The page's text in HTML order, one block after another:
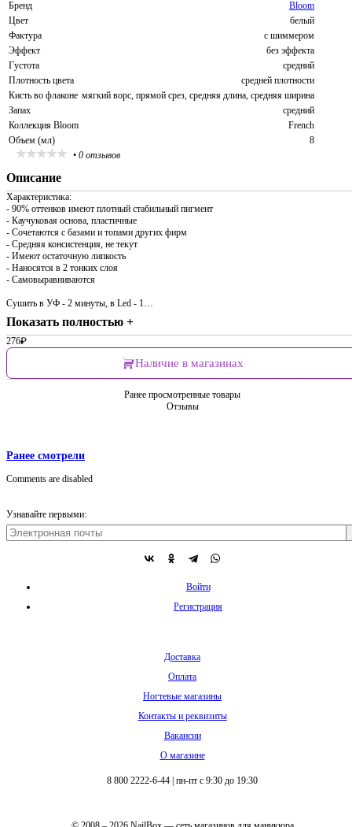
Бренд
Bloom
Цвет
белый
Фактура
с шиммером
Эффект
без эффекта
Густота
средний
Плотность цвета
средней плотности
Кисть во флаконе мягкий ворс, прямой срез, средняя длина, средняя ширина
Запах
средний
Коллекция Bloom
French
Объем (мл)
8
• 0 отзывов
Описание
Характеристика:
- 90% оттенков имеют плотный стабильный пигмент
- Каучуковая основа, пластичные
- Сочетаются с базами и топами других фирм
- Средняя консистенция, не текут
- Имеют остаточную липкость
- Наносятся в 2 тонких слоя
- Самовыравниваются
Сушить в УФ - 2 минуты, в Led - 1…
Показать полностью +
276₽
Наличие в магазинах
Ранее просмотренные товары
Отзывы
Ранее смотрели
Comments are disabled
Узнавайте первыми:
Войти
Регистрация
Доставка
Оплата
Ногтевые магазины
Контакты и реквизиты
Вакансии
О магазине
8 800 2222-6-44 пн-пт с 9:30 до 19:30